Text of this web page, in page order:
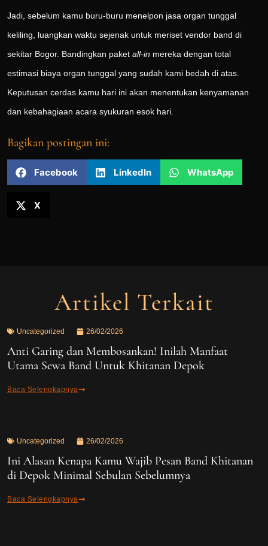
Jadi, sebelum kamu buru-buru menelpon jasa organ tunggal
keliling, luangkan waktu sejenak untuk meriset vendor band di
sekitar Bogor. Bandingkan paket all-in mereka dengan total
estimasi biaya organ tunggal yang sudah kami bedah di atas.
Keputusan cerdas kamu hari ini akan menentukan kenyamanan
dan kebahagiaan acara syukuran esok hari.
Bagikan postingan ini:
Facebook LinkedIn WhatsApp
X
Artikel Terkait
Uncategorized 26/02/2026
Anti Garing dan Membosankan! Inilah Manfaat
Utama Sewa Band Untuk Khitanan Depok
Baca Selengkapnya
Uncategorized 26/02/2026
Ini Alasan Kenapa Kamu Wajib Pesan Band Khitanan
di Depok Minimal Sebulan Sebelumnya
Baca Selengkapnya